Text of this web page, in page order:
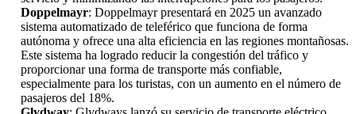
Doppelmayr: Doppelmayr presentará en 2025 un avanzado
sistema automatizado de teleférico que funciona de forma
autónoma y ofrece una alta eficiencia en las regiones montañosas.
Este sistema ha logrado reducir la congestión del tráfico y
proporcionar una forma de transporte más confiable,
especialmente para los turistas, con un aumento en el número de
pasajeros del 18%.